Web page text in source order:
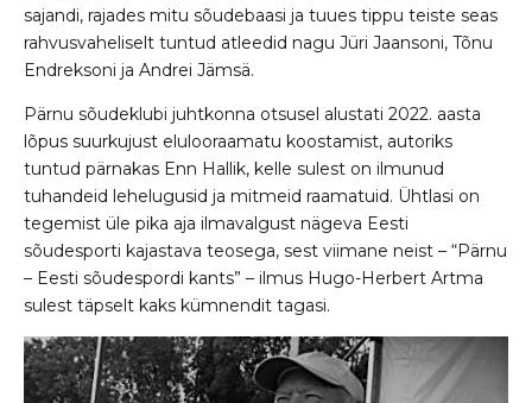
sajandi, rajades mitu sõudebaasi ja tuues tippu teiste seas
rahvusvaheliselt tuntud atleedid nagu Jüri Jaansoni, Tõnu
Endreksoni ja Andrei Jämsä.
Pärnu sõudeklubi juhtkonna otsusel alustati 2022. aasta
lõpus suurkujust elulooraamatu koostamist, autoriks
tuntud pärnakas Enn Hallik, kelle sulest on ilmunud
tuhandeid lehelugusid ja mitmeid raamatuid. Ühtlasi on
tegemist üle pika aja ilmavalgust nägeva Eesti
sõudesporti kajastava teosega, sest viimane neist – “Pärnu
– Eesti sõudespordi kants” – ilmus Hugo-Herbert Artma
sulest täpselt kaks kümnendit tagasi.